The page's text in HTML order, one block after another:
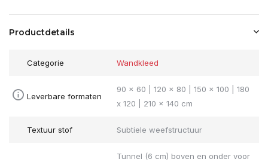
Productdetails
Categorie Wandkleed
Leverbare formaten
90 x 60 | 120 x 80 | 150 x 100 | 180
x 120 | 210 x 140 cm
Textuur stof Subtiele weefstructuur
Tunnel (6 cm) boven en onder voor